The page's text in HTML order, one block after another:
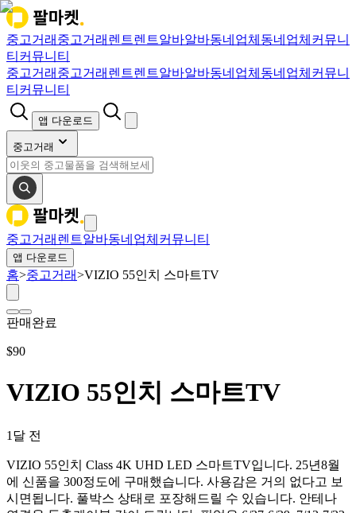
중고거래 중고거래 렌트렌트알바알바동네업체 동네업체 커뮤니
티 커뮤니티
중고거래 중고거래 렌트렌트알바알바동네업체 동네업체 커뮤니
티 커뮤니티
앱 다운로드
중고거래
중고거래 렌트알바동네업체 커뮤니티
앱 다운로드
홈>중고거래>VIZIO 55인치 스마트TV
판매완료
$90
VIZIO 55인치 스마트TV
1달 전
VIZIO 55인치 Class 4K UHD LED 스마트TV입니다. 25년8월
에 신품을 300정도에 구매했습니다. 사용감은 거의 없다고 보
시면됩니다. 풀박스 상태로 포장해드릴 수 있습니다. 안테나